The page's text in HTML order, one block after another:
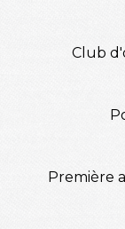
Club
Première